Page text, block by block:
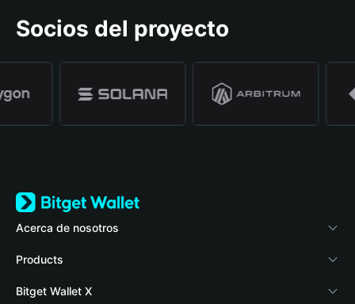
Socios del proyecto
Acerca de nosotros
Bitget Wallet
Blog
Products
Crypto Card
Bitget Wallet X